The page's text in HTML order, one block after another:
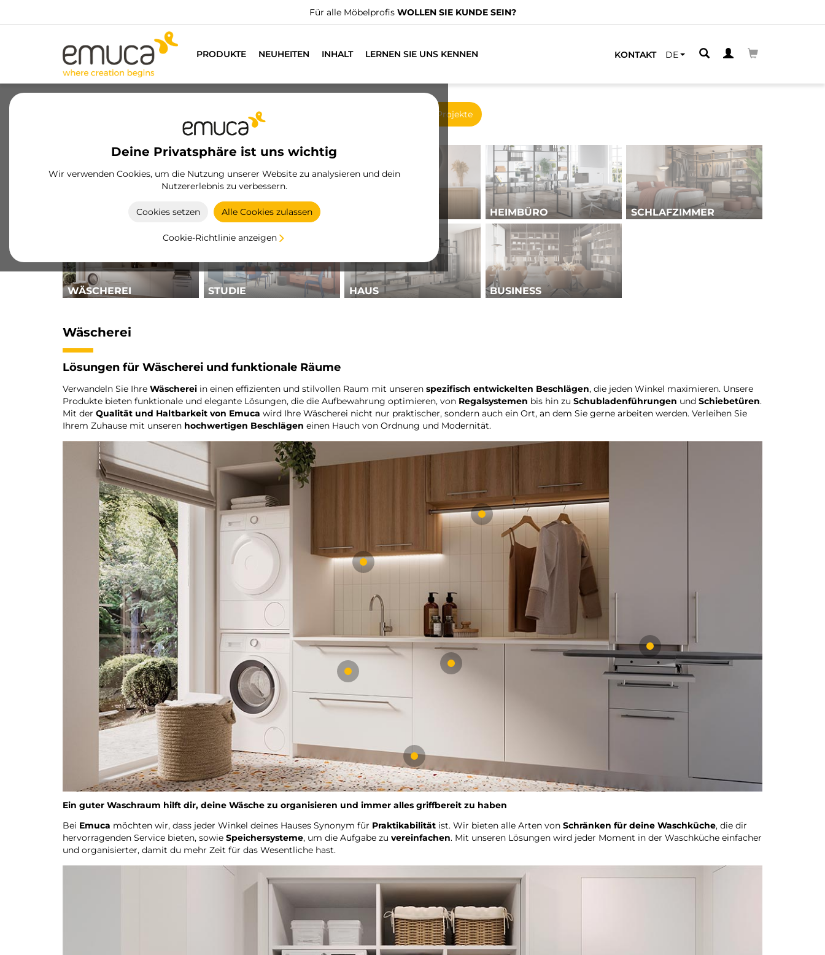
Wir haben spezialisierte Vertriebshändler.FINDEN SIE DEN NÄCHSTGELEGENEN
PRODUKTE NEUHEITEN INHALT LERNEN SIE UNS KENNEN KONTAKT DE
Deine Privatsphäre ist uns wichtig
Wir verwenden Cookies, um die Nutzung unserer Website zu analysieren und dein
Nutzererlebnis zu verbessern.
Cookies setzen Alle Cookies zulassen
Cookie-Richtlinie anzeigen
Projekte
SALON HEIMBÜRO SCHLAFZIMMER
WÄSCHEREI STUDIE HAUS BUSINESS
Wäscherei
Lösungen für Wäscherei und funktionale Räume
Verwandeln Sie Ihre Wäscherei in einen effizienten und stilvollen Raum mit unseren spezifisch entwickelten Beschlägen, die jeden Winkel maximieren. Unsere
Produkte bieten funktionale und elegante Lösungen, die die Aufbewahrung optimieren, von Regalsystemen bis hin zu Schubladenführungen und Schiebetüren.
Mit der Qualität und Haltbarkeit von Emuca wird Ihre Wäscherei nicht nur praktischer, sondern auch ein Ort, an dem Sie gerne arbeiten werden. Verleihen Sie
Ihrem Zuhause mit unseren hochwertigen Beschlägen einen Hauch von Ordnung und Modernität.
Ein guter Waschraum hilft dir, deine Wäsche zu organisieren und immer alles griffbereit zu haben
Bei Emuca möchten wir, dass jeder Winkel deines Hauses Synonym für Praktikabilität ist. Wir bieten alle Arten von Schränken für deine Waschküche, die dir
hervorragenden Service bieten, sowie Speichersysteme, um die Aufgabe zu vereinfachen. Mit unseren Lösungen wird jeder Moment in der Waschküche einfacher
und organisierter, damit du mehr Zeit für das Wesentliche hast.